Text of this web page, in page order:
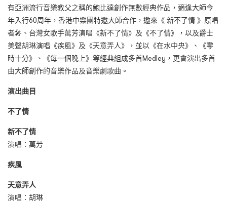
有亞洲流行音樂教父之稱的鮑比達創作無數經典作品，適逢大師今
年入行60周年，香港中樂團特邀大師合作，邀來《 新不了情 》原唱
者🎤、台灣女歌手萬芳演唱《新不了情》及《不了情》，以及爵士
美聲胡琳演唱《疾風》及《天意弄人》，並以《在水中央》、《零
時十分》、《每一個晚上》等經典組成多首Medley，更會演出多首
由大師創作的音樂作品及音樂劇歌曲。
演出曲目
不了情
新不了情
演唱：萬芳
疾風
天意弄人
演唱：胡琳